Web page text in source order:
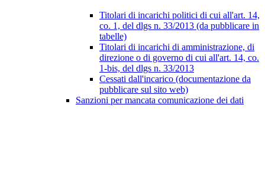
Titolari di incarichi politici di cui all'art. 14,
co. 1, del dlgs n. 33/2013 (da pubblicare in
tabelle)
Titolari di incarichi di amministrazione, di
direzione o di governo di cui all'art. 14, co.
1-bis, del dlgs n. 33/2013
Cessati dall'incarico (documentazione da
pubblicare sul sito web)
Sanzioni per mancata comunicazione dei dati